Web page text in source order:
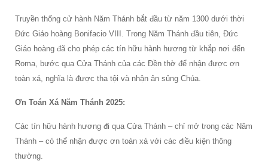
Truyền thống cử hành Năm Thánh bắt đầu từ năm 1300 dưới thời
Đức Giáo hoàng Bonifacio VIII. Trong Năm Thánh đầu tiên, Đức
Giáo hoàng đã cho phép các tín hữu hành hương từ khắp nơi đến
Roma, bước qua Cửa Thánh của các Đền thờ để nhận được ơn
toàn xá, nghĩa là được tha tội và nhận ân sủng Chúa.
Ơn Toán Xá Năm Thánh 2025:
Các tín hữu hành hương đi qua Cửa Thánh – chỉ mở trong các Năm
Thánh – có thể nhận được ơn toàn xá với các điều kiện thông
thường.